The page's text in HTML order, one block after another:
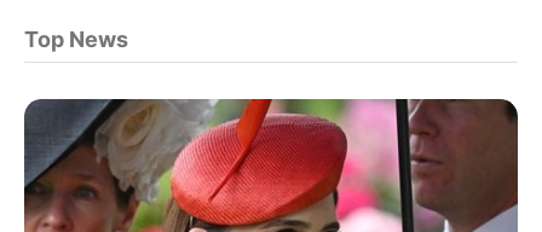
Top News